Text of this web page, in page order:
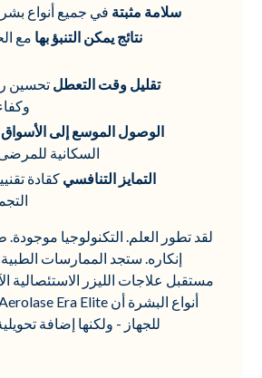
سلامة مثبتة في جميع أنواع
نتائج يمكن التنبؤ بها مع
تقليل وقت التعطل تحسين
الوصول الموسع إلى الأسواق
السكانية
التمايز التنافسي كقادة
لقد تطور العلم. التكنولوجيا
إنكاره. ستجد الممارسات
مستقبل علاجات الليزر الاستئصالية
للجهاز - ولكنها إضافة